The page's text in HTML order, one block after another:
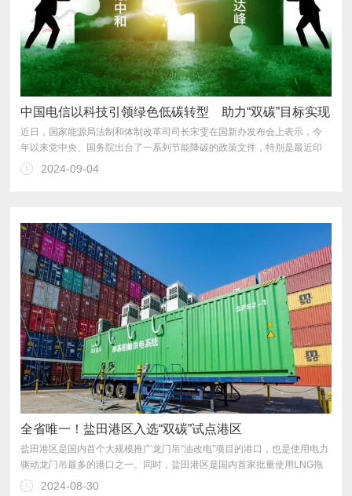
中国电信以科技引领绿色低碳转型 助力“双碳”目标实现
推动经济社会全面绿色转型，为实现可持续发展目标贡献电信力量。
2024-09-04
全省唯一！盐田港区入选“双碳”试点港区
2024-08-30